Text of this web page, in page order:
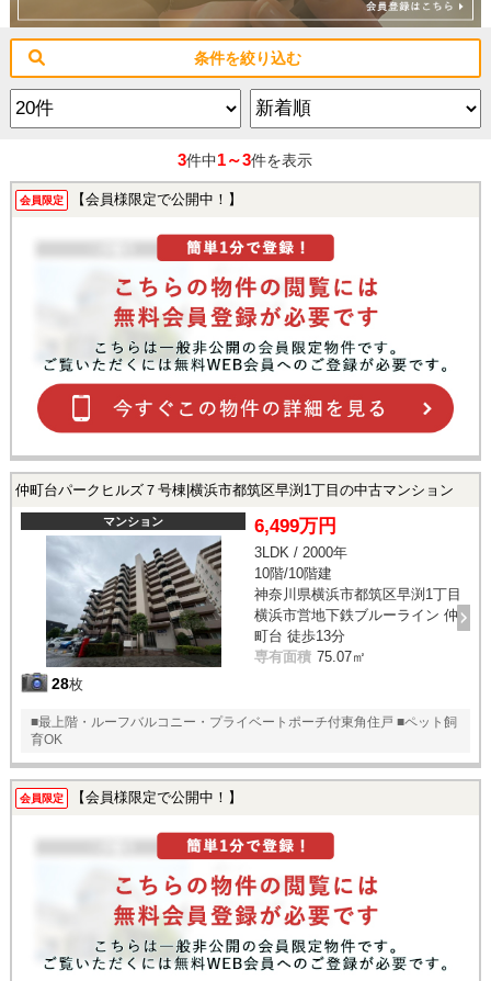
条件を絞り込む
3件中1～3件を表示
会員限定 【会員様限定で公開中！】
仲町台パークヒルズ７号棟|横浜市都筑区早渕1丁目の中古マンション
マンション
28枚
6,499万円
3LDK / 2000年
10階/10階建
神奈川県横浜市都筑区早渕1丁目
横浜市営地下鉄ブルーライン 仲
町台 徒歩13分
専有面積 75.07㎡
■最上階・ルーフバルコニー・プライベートポーチ付東角住戸 ■ペット飼
育OK
会員限定 【会員様限定で公開中！】